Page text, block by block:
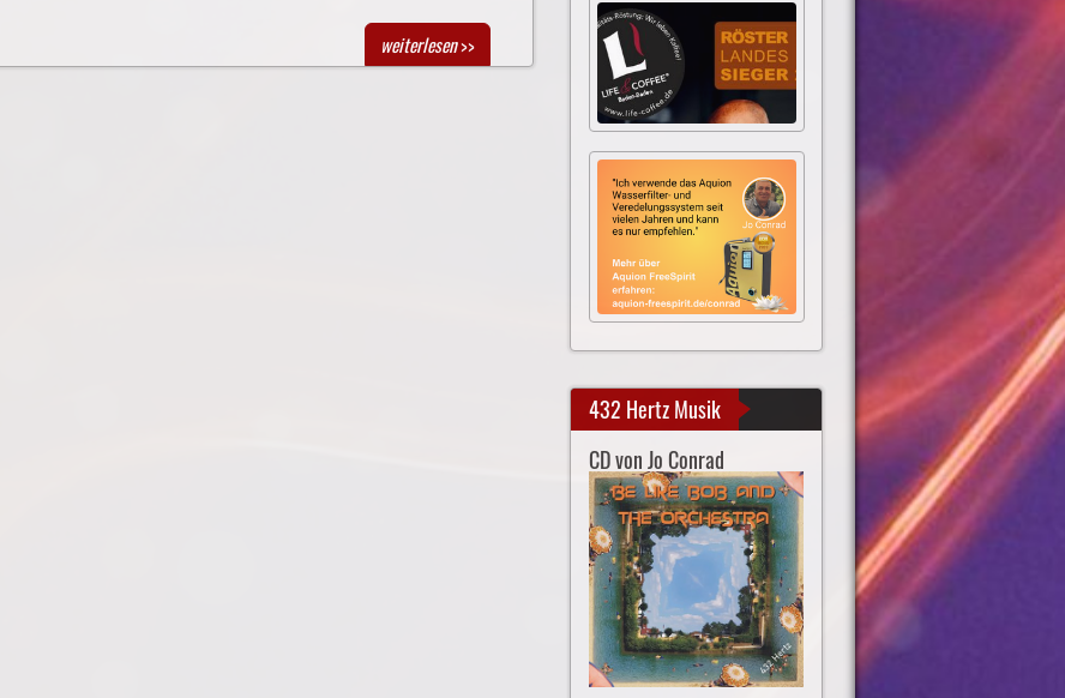
weiterlesen>>
432 Hertz Musik
CD von Jo Conrad